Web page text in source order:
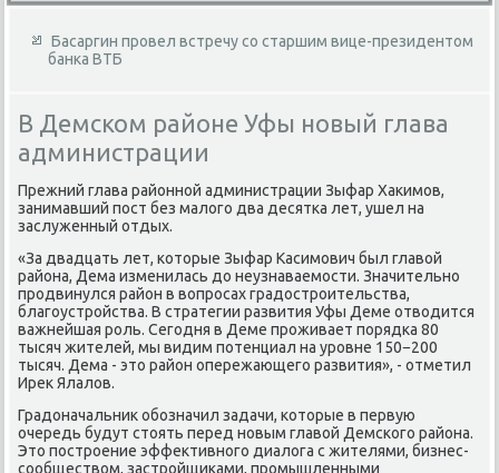
Басаргин провел встречу со старшим вице-президентом
банка ВТБ
В Демском районе Уфы новый глава
администрации
Прежний глава районной администрации Зыфар Хакимов,
занимавший пост без малого два десятка лет, ушел на
заслуженный отдых.
«За двадцать лет, которые Зыфар Касимович был главой
района, Дема изменилась до неузнаваемости. Значительно
продвинулся район в вопросах градостроительства,
благоустройства. В стратегии развития Уфы Деме отводится
важнейшая роль. Сегодня в Деме проживает порядка 80
тысяч жителей, мы видим потенциал на уровне 150−200
тысяч. Дема - это район опережающего развития», - отметил
Ирек Ялалов.
Градоначальник обозначил задачи, которые в первую
очередь будут стоять перед новым главой Демского района.
Это построение эффективного диалога с жителями, бизнес-
сообществом, застройщиками, промышленными